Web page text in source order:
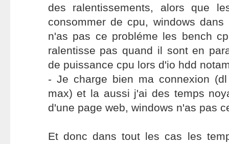
des ralentissements, alors que
consommer de cpu, windows
n'as pas ce probléme les bench
ralentisse pas quand il sont en
de puissance cpu lors d'io hdd
- Je charge bien ma connexion
max) et la aussi j'ai des temps
d'une page web, windows n'as pas
Et donc dans tout les cas les